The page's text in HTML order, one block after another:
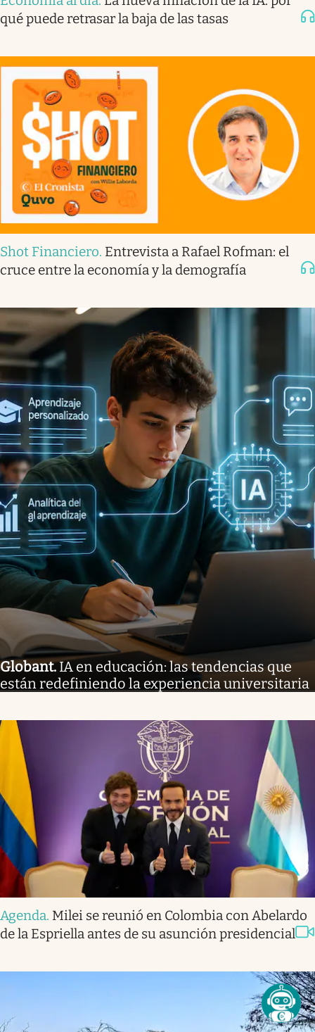
qué puede retrasar la baja de las tasas
Shot Financiero. Entrevista a Rafael Rofman: el
cruce entre la economía y la demografía
Globant.IA en educación: las tendencias que
están redefiniendo la experiencia universitaria
Agenda. Milei se reunió en Colombia con Abelardo
de la Espriella antes de su asunción presidencial